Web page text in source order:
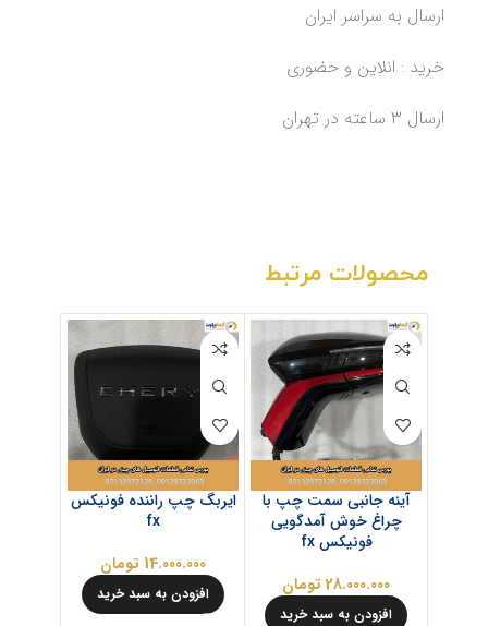
ارسال به سراسر ایران
خرید : انلاین و حضوری
ارسال ۳ ساعته در تهران
محصولات مرتبط
آینه جانبی سمت چپ با
چراغ خوش آمدگویی
فونیکس fx
28.000.000 تومان
افزودن به سبد خرید
ایربگ چپ راننده فونیکس
fx
14.000.000 تومان
افزودن به سبد خرید